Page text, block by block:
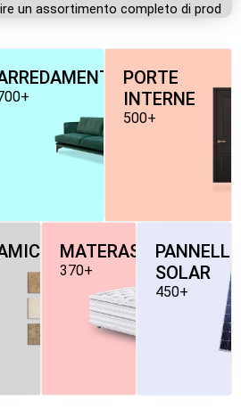
un assortimento completo di prod
PORTE
INTERNE
500+
MATERASSI
370+
PANNELLI-
SOLAR
450+